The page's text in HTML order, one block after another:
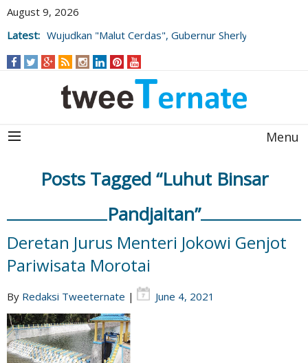
August 9, 2026
Latest: Wujudkan "Malut Cerdas", Gubernur Sherly
Pengembangan SDM
Menu
Posts Tagged “Luhut Binsar
Pandjaitan”
Deretan Jurus Menteri Jokowi Genjot
Pariwisata Morotai
By Redaksi Tweeternate | June 4, 2021